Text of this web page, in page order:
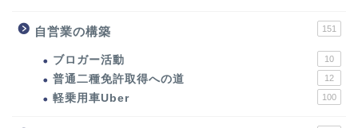
自営業の構築 151
ブロガー活動 10
普通二種免許取得への道 12
軽乗用車Uber 100